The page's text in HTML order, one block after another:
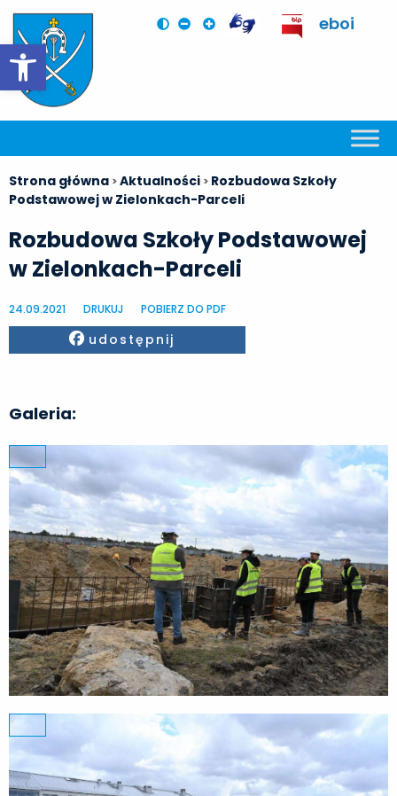
Otwórz pasek narzędzi
eboi
Strona główna >Aktualności > Rozbudowa Szkoły
Podstawowej w Zielonkach-Parceli
Rozbudowa Szkoły Podstawowej
w Zielonkach-Parceli
24.09.2021 DRUKUJ POBIERZ DO PDF
Facebook
udostępnij
Galeria: